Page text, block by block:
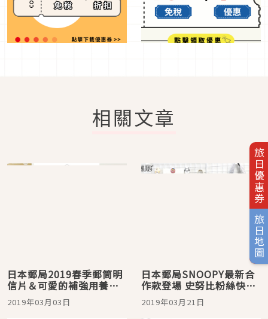
旅日優惠券
旅日地圖
相關文章
日本郵局2019春季郵筒明
信片＆可愛的補強用養生
膠帶
2019年03月03日
日本郵局SNOOPY最新合
作款登場 史努比粉絲快把
可愛雜貨帶回家
2019年03月21日